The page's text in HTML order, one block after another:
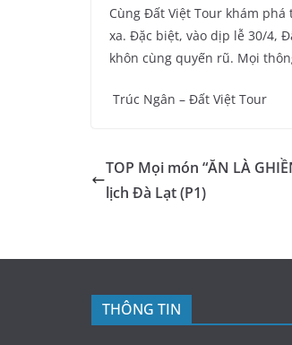
Cùng Đất Việt Tour khám
xa. Đặc biệt, vào dịp lễ 30/4,
khôn cùng quyến rũ. Mọi
Trúc Ngân – Đất Việt Tour
TOP Mọi món “ĂN LÀ
lịch Đà Lạt (P1)
THÔNG TIN